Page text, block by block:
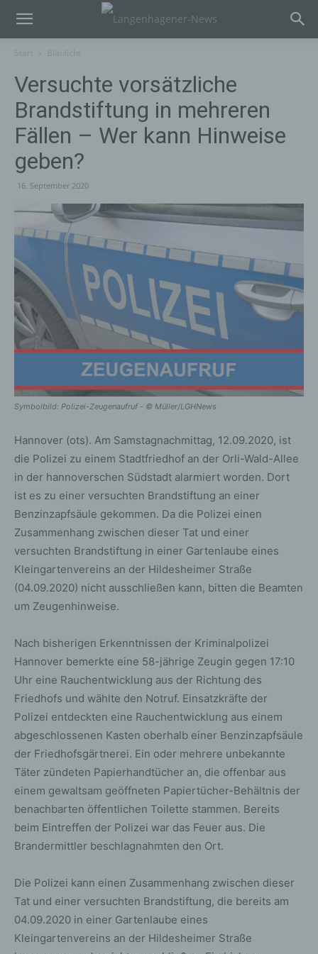
Versuchte vorsätzliche
Brandstiftung in mehreren
Fällen – Wer kann Hinweise
geben?
16. September 2020
Symbolbild: Polizei-Zeugenaufruf - © Müller/LGHNews
Hannover (ots). Am Samstagnachmittag, 12.09.2020, ist
die Polizei zu einem Stadtfriedhof an der Orli-Wald-Allee
in der hannoverschen Südstadt alarmiert worden. Dort
ist es zu einer versuchten Brandstiftung an einer
Benzinzapfsäule gekommen. Da die Polizei einen
Zusammenhang zwischen dieser Tat und einer
versuchten Brandstiftung in einer Gartenlaube eines
Kleingartenvereins an der Hildesheimer Straße
(04.09.2020) nicht ausschließen kann, bitten die Beamten
um Zeugenhinweise.
Nach bisherigen Erkenntnissen der Kriminalpolizei
Hannover bemerkte eine 58-jährige Zeugin gegen 17:10
Uhr eine Rauchentwicklung aus der Richtung des
Friedhofs und wählte den Notruf. Einsatzkräfte der
Polizei entdeckten eine Rauchentwicklung aus einem
abgeschlossenen Kasten oberhalb einer Benzinzapfsäule
der Friedhofsgärtnerei. Ein oder mehrere unbekannte
Täter zündeten Papierhandtücher an, die offenbar aus
einem gewaltsam geöffneten Papiertücher-Behältnis der
benachbarten öffentlichen Toilette stammen. Bereits
beim Eintreffen der Polizei war das Feuer aus. Die
Brandermittler beschlagnahmten den Ort.
Die Polizei kann einen Zusammenhang zwischen dieser
Tat und einer versuchten Brandstiftung, die bereits am
04.09.2020 in einer Gartenlaube eines
Kleingartenvereins an der Hildesheimer Straße